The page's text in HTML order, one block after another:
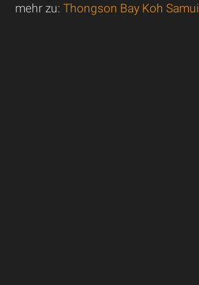
mehr zu:Thongson Bay Koh Samui